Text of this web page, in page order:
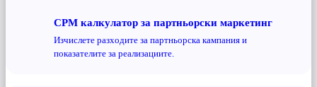
CPM калкулатор за партньорски маркетинг
Изчислете разходите за партньорска кампания и
показателите за реализациите.